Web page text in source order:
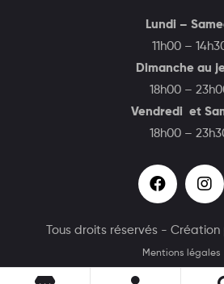
Lundi –
11h00 –
Dimanche au
18h00 –
Vendredi et
18h00 –
Tous droits réservés - Création
Mentions légales